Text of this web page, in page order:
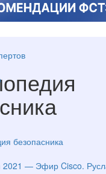
безопасника
— Эфир Cisco.